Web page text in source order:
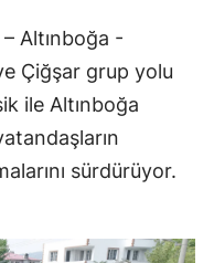
Altınboğa -
Çiğşar grup yolu
ile Altınboğa
sürdürüyor.